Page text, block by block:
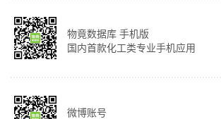
物竟数据库 手机版
国内首款化工类专业手机应用
微博账号